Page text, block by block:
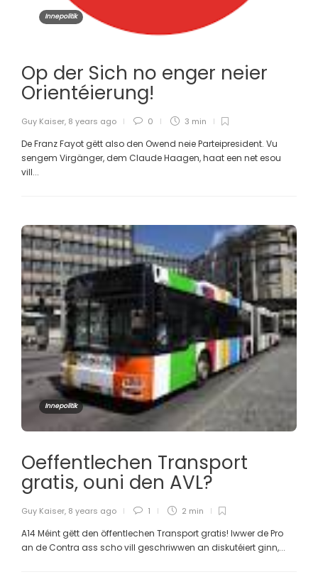
Innepolitik
Op der Sich no enger neier
Orientéierung!
Guy Kaiser, 8 years ago 0 3 min
De Franz Fayot gëtt also den Owend neie Parteipresident. Vu
sengem Virgänger, dem Claude Haagen, haat een net esou
vill...
Innepolitik
Oeffentlechen Transport
gratis, ouni den AVL?
Guy Kaiser, 8 years ago 1 2 min
A14 Méint gëtt den öffentlechen Transport gratis! Iwwer de Pro
an de Contra ass scho vill geschriwwen an diskutéiert ginn,...